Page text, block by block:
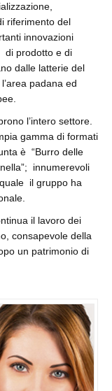
riferimento del
innovazioni
di prodotto e di
dalle latterie del
padana ed
l’intero settore.
gamma di formati
è “Burro delle
innumerevoli
il gruppo ha
il lavoro dei
consapevole della
un patrimonio di